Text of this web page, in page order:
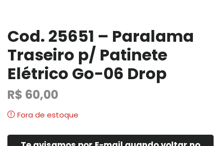
Cod. 25651 – Paralama
Traseiro p/ Patinete
Elétrico Go-06 Drop
R$ 60,00
Fora de estoque